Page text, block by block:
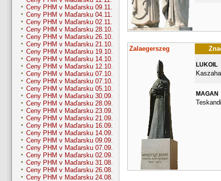
Ceny PHM v Maďarsku 09.11.
Ceny PHM v Maďarsku 04.11.
Ceny PHM v Maďarsku 02.11.
Ceny PHM v Maďarsku 28.10.
Ceny PHM v Maďarsku 26.10.
Ceny PHM v Maďarsku 21.10.
Ceny PHM v Maďarsku 19.10.
Ceny PHM v Maďarsku 14.10.
Ceny PHM v Maďarsku 12.10.
Ceny PHM v Maďarsku 07.10.
Ceny PHM v Maďarsku 07.10.
Ceny PHM v Maďarsku 05.10.
Ceny PHM v Maďarsku 30.09.
Ceny PHM v Maďarsku 28.09.
Ceny PHM v Maďarsku 23.09.
Ceny PHM v Maďarsku 21.09.
Ceny PHM v Maďarsku 16.09.
Ceny PHM v Maďarsku 14.09.
Ceny PHM v Maďarsku 09.09.
Ceny PHM v Maďarsku 07.09.
Ceny PHM v Maďarsku 02.09.
Ceny PHM v Maďarsku 31.08.
Ceny PHM v Maďarsku 26.08.
Ceny PHM v Maďarsku 24.08.
Zalaegerszeg
LUKOIL
MAGAN